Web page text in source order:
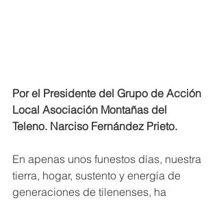
Por el Presidente del Grupo de Acción
Local Asociación Montañas del
Teleno. Narciso Fernández Prieto.
En apenas unos funestos días, nuestra
tierra, hogar, sustento y energía de
generaciones de tilenenses, ha